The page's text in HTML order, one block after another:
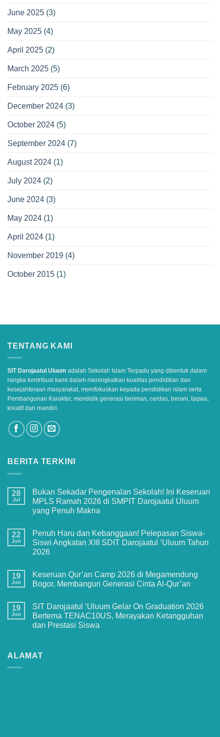
June 2025 (3)
May 2025 (4)
April 2025 (2)
March 2025 (5)
February 2025 (6)
December 2024 (3)
October 2024 (5)
September 2024 (7)
August 2024 (1)
July 2024 (2)
June 2024 (3)
May 2024 (1)
April 2024 (1)
November 2019 (4)
October 2015 (1)
TENTANG KAMI
SIT Darojaatul Uluum adalah Sekolah Islam Terpadu yang dibentuk dalam
rangka kontribusi kami dalam meningkatkan kualitas pendidikan dan
kesejahteraan masyarakat, memfokuskan kepada pendidikan islam serta
Pembangunan Karakter, mendidik generasi beriman, cerdas, berani, taqwa,
kreatif dan mandiri.
BERITA TERKINI
28
Jul
Bukan Sekadar Pengenalan Sekolah! Ini Keseruan
MPLS Ramah 2026 di SMPIT Darojaatul Uluum
yang Penuh Makna
on
Bukan
Sekadar
Pengenalan
Keseruan
MPLS
Ramah
SMPIT
Darojaatul
Uluum
yang
Penuh
22
Jun
Penuh Haru dan Kebanggaan! Pelepasan Siswa-
Siswi Angkatan XIII SDIT Darojaatul ‘Uluum Tahun
2026
on
Penuh
Haru
Pelepasan
Siswa-
Siswi
Angkatan
Tahun
19
Jun
Keseruan Qur’an Camp 2026 di Megamendung
Bogor, Membangun Generasi Cinta Al-Qur’an
on
Keseruan
Qur’an
Camp
Membangun
19
Jun
SIT Darojaatul ‘Uluum Gelar On Graduation 2026
Bertema TENAC10US, Merayakan Ketangguhan
dan Prestasi Siswa
SIT
Darojaatul
ALAMAT